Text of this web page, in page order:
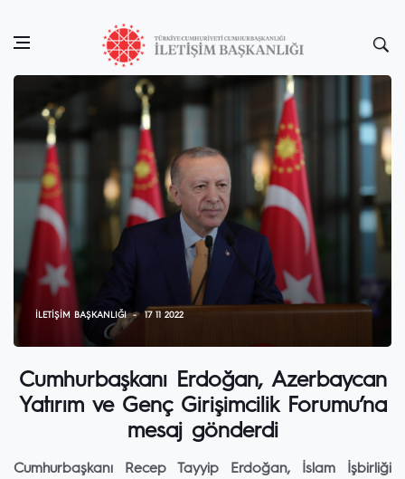
İLETIŞIM BAŞKANLIĞI 17 11 2022
Cumhurbaşkanı Erdoğan, Azerbaycan
Yatırım ve Genç Girişimcilik Forumu’na
mesaj gönderdi
Cumhurbaşkanı Recep Tayyip Erdoğan, İslam İşbirliği